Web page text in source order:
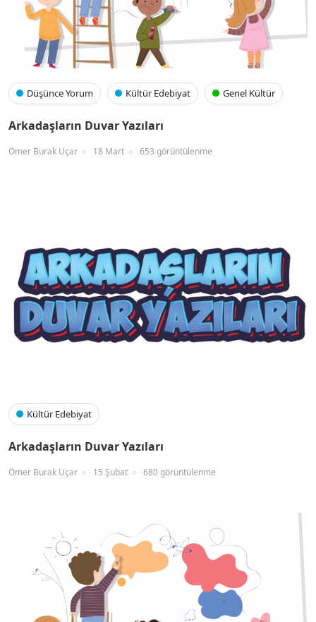
Düşünce Yorum Kültür Edebiyat Genel Kültür
Arkadaşların Duvar Yazıları
Ömer Burak Uçar 18 Mart 653 görüntülenme
Kültür Edebiyat
Arkadaşların Duvar Yazıları
Ömer Burak Uçar 15 Şubat 680 görüntülenme